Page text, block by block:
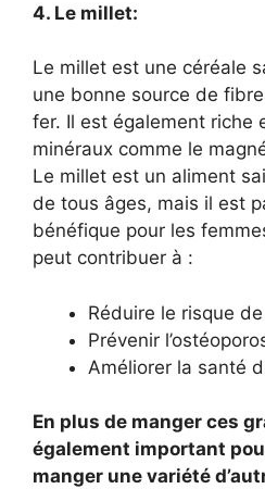
4. Le millet:
Le millet est une céréale
une bonne source de
fer. Il est également riche
minéraux comme le
Le millet est un aliment
de tous âges, mais il est
bénéfique pour les
peut contribuer à :
Réduire le risque
Prévenir
Améliorer la santé
En plus de manger ces
également important
manger une variété